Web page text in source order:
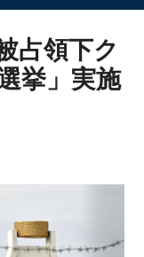
ルインフォ
ルインフォル
占領下ク
挙」実施